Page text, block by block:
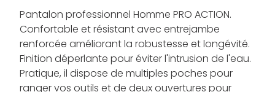
Pantalon professionnel Homme PRO ACTION.
Confortable et résistant avec entrejambe
renforcée améliorant la robustesse et longévité.
Finition déperlante pour éviter l'intrusion de l'eau.
Pratique, il dispose de multiples poches pour
ranger vos outils et de deux ouvertures pour